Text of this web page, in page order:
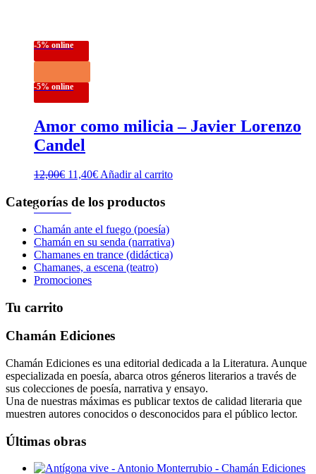
-5% online
Novedad
-5% online
Amor como milicia – Javier Lorenzo
Candel
12,00€ El
original
era:
12,00€.
11,40€El
actual
es:
11,40€.
Añadir al carrito
Categorías de los productos
Chamán ante el fuego (poesía)
Chamán en su senda (narrativa)
Chamanes en trance (didáctica)
Chamanes, a escena (teatro)
Promociones
Tu carrito
Chamán Ediciones
Chamán Ediciones es una editorial dedicada a la Literatura. Aunque
especializada en poesía, abarca otros géneros literarios a través de
sus colecciones de poesía, narrativa y ensayo.
Una de nuestras máximas es publicar textos de calidad literaria que
muestren autores conocidos o desconocidos para el público lector.
Últimas obras